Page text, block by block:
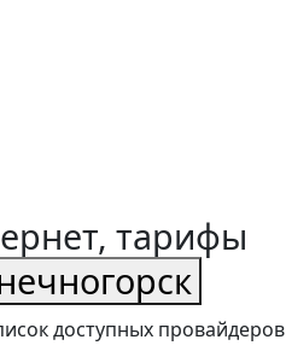
тарифы
доступных провайдеров